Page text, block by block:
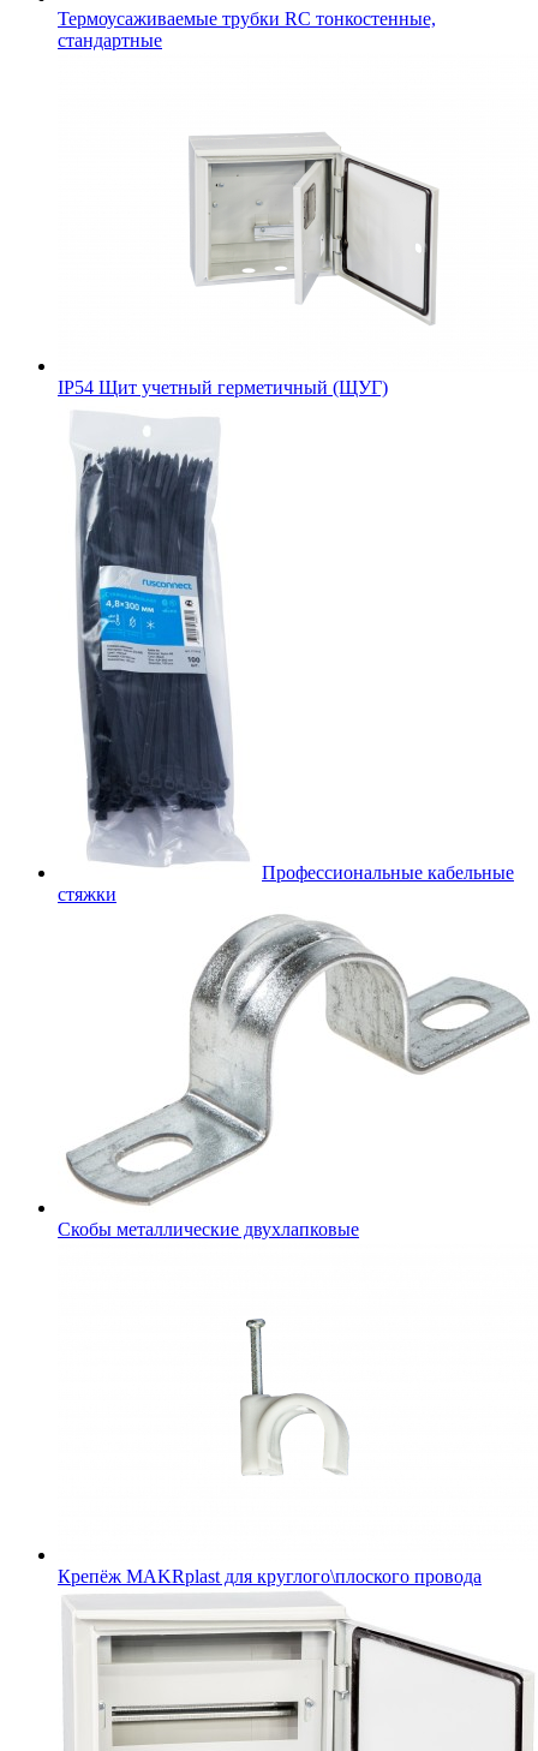
Термоусаживаемые трубки RC тонкостенные,
стандартные
IP54 Щит учетный герметичный (ЩУГ)
Профессиональные кабельные
стяжки
Скобы металлические двухлапковые
Крепёж MAKRplast для круглого\плоского провода